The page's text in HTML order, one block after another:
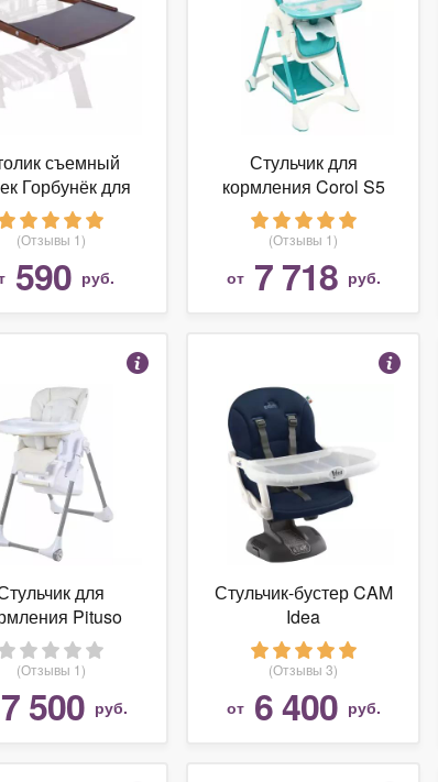
съемный
Горбунёк для
стула
(Отзывы 1)
590 руб.
Стульчик для
кормления Corol S5
(Отзывы 1)
от 7 718 руб.
для
Pituso
Elcanto
(Отзывы 1)
7 500 руб.
Стульчик-бустер CAM
Idea
(Отзывы 3)
от 6 400 руб.